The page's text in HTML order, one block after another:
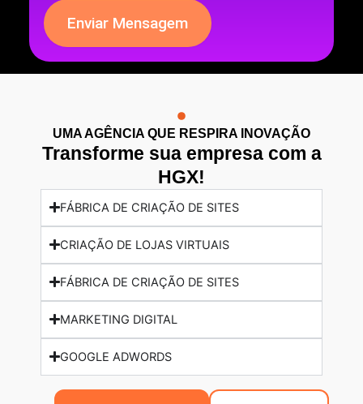
Enviar Mensagem
UMA AGÊNCIA QUE RESPIRA INOVAÇÃO
Transforme sua empresa com a
HGX!
FÁBRICA DE CRIAÇÃO DE SITES
CRIAÇÃO DE LOJAS VIRTUAIS
FÁBRICA DE CRIAÇÃO DE SITES
MARKETING DIGITAL
GOOGLE ADWORDS